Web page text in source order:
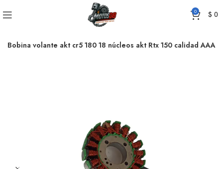
0 $0
Bobina volante akt cr5 180 18 núcleos akt Rtx 150 calidad AAA